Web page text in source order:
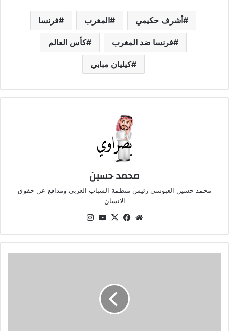
أشرف حكيمي المغرب فرنسا
فرنسا ضد المغرب كأس العالم
كيليان مبابي
محمد حسين
محمد حسين العبوسي رئيس منظمة الشباب العربي ومدافع عن حقوق
الانسان
موقعفيسبوك
‫X
‫YouTube